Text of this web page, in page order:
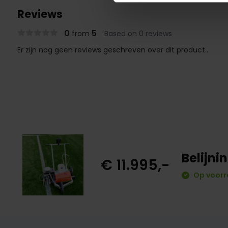
Reviews
0 from 5 Based on 0 reviews
Er zijn nog geen reviews geschreven over dit product..
€ 11.995,-
Op